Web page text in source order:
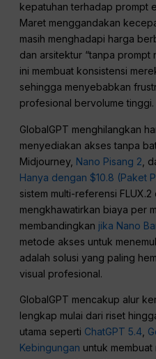
kepatuhan terhadap prompt
Maret menggandakan
masih menghadapi harga
dan arsitektur “tanpa prompt
ini membuat konsistensi
sehingga menyebabkan
profesional bervolume tinggi.
GlobalGPT menghilangkan
menyediakan akses tanpa
Midjourney, Nano Pisang 2 ,
Hanya dengan $10.8 (Paket
sistem multi-referensi
mengkhawatirkan biaya per
membandingkan jika Nano
metode akses untuk
adalah solusi yang paling
visual profesional.
GlobalGPT mencakup alur
lengkap mulai dari riset
utama seperti ChatGPT 5.4
Kebingungan untuk